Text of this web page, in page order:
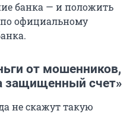
банка — и положить
официальному
от мошенников,
защищенный счет»
не скажут такую